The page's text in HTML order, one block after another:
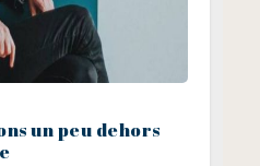
un peu dehors